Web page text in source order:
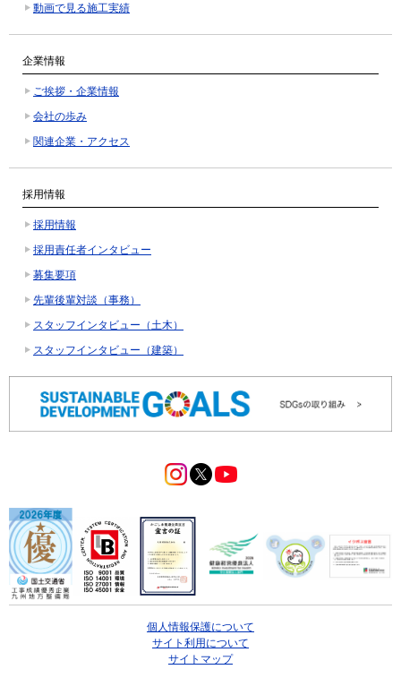
動画で見る施工実績
企業情報
ご挨拶・企業情報
会社の歩み
関連企業・アクセス
採用情報
採用情報
採用責任者インタビュー
募集要項
先輩後輩対談（事務）
スタッフインタビュー（土木）
スタッフインタビュー（建築）
個人情報保護について
サイト利用について
サイトマップ